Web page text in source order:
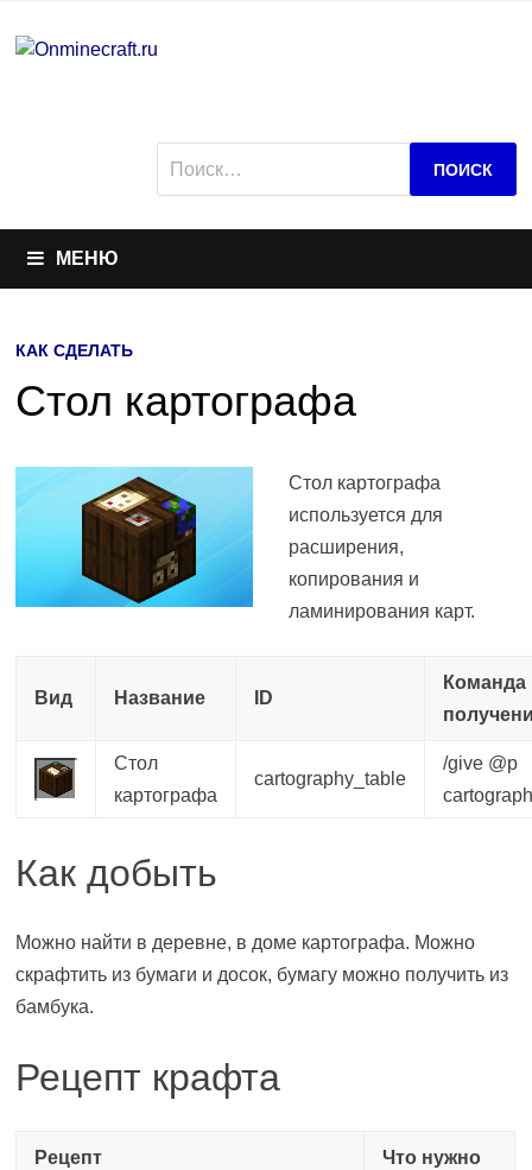
МЕНЮ
КАК СДЕЛАТЬ
Стол картографа
Стол картографа
используется для
расширения,
копирования и
ламинирования карт.
Вид Название ID
Команда
Стол
картографа
cartography_table
/give @p
Как добыть
Можно найти в деревне, в доме картографа. Можно
скрафтить из бумаги и досок, бумагу можно получить из
бамбука.
Рецепт крафта
Рецепт Что нужно